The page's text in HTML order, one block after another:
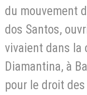
du mouvement
dos Santos,
vivaient dans la
Diamantina, à
pour le droit